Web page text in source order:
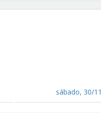
sábado, 30/11